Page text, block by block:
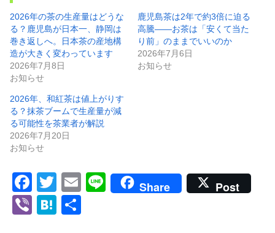
2026年の茶の生産量はどうな
る？鹿児島が日本一、静岡は
巻き返しへ。日本茶の産地構
造が大きく変わっています
2026年7月8日
お知らせ
鹿児島茶は2年で約3倍に迫る
高騰——お茶は「安くて当た
り前」のままでいいのか
2026年7月6日
お知らせ
2026年、和紅茶は値上がりす
る？抹茶ブームで生産量が減
る可能性を茶業者が解説
2026年7月20日
お知らせ
F
a
c
T
wi
tt
E
Li
Share Post
Vi H